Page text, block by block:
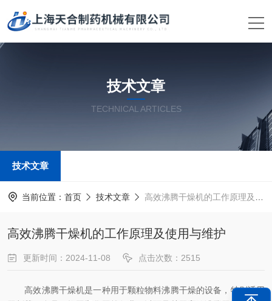
技术文章
TECHNICAL ARTICLES
技术文章
当前位置： 首页 技术文章 高效沸腾干燥机的工作原理及使用与维护
高效沸腾干燥机的工作原理及使用与维护
更新时间：2024-11-08 点击次数：2515
高效沸腾干燥机是一种用于颗粒物料沸腾干燥的设备，特别适用